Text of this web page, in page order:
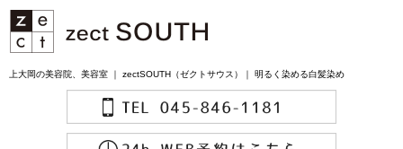
上大岡の美容院、美容室 ｜ zectSOUTH（ゼクトサウス）｜ 明るく染める白髪染め